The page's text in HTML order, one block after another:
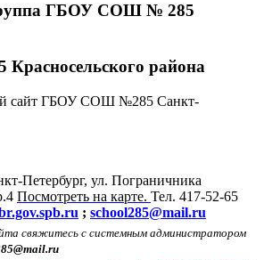
ГБОУ СОШ № 285
района
сайт ГБОУ СОШ №285 Санкт-
Петербург, ул. Пограничника
Посмотреть на карте. Тел. 417-52-65
; school285@mail.ru
свяжитесь с системным администратором